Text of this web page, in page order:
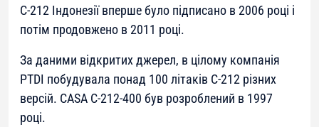
С-212 Індонезії вперше було підписано в 2006 році і
потім продовжено в 2011 році.
За даними відкритих джерел, в цілому компанія
PTDI побудувала понад 100 літаків С-212 різних
версій. CASA C-212-400 був розроблений в 1997
році.